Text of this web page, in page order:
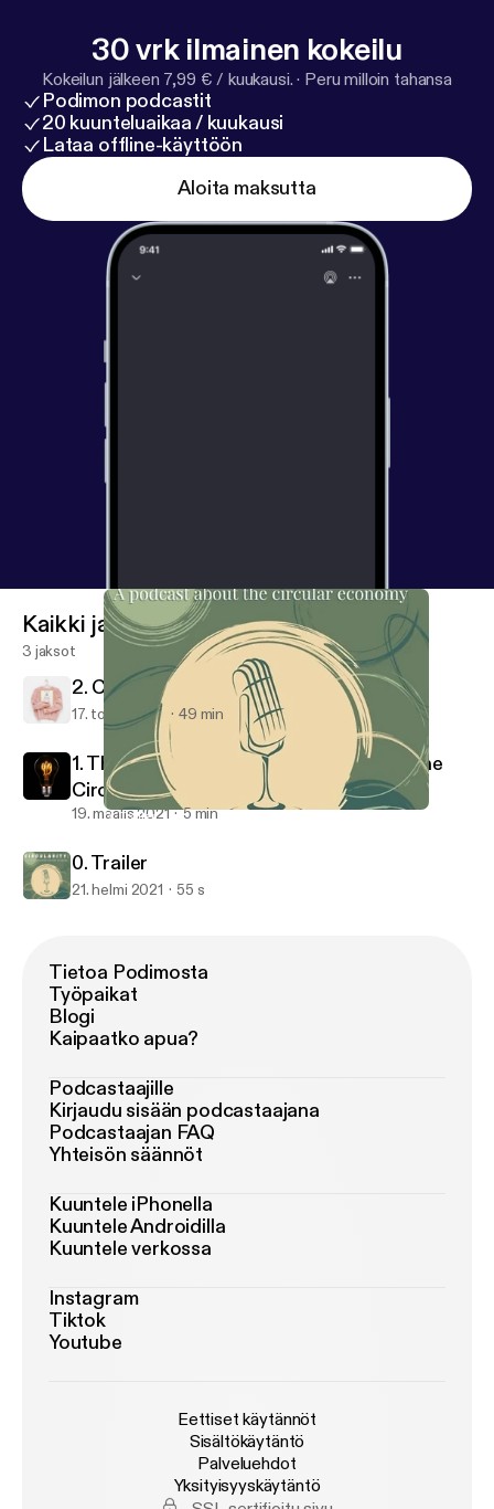
30 vrk ilmainen kokeilu
Kokeilun jälkeen 7,99 € / kuukausi. · Peru milloin tahansa
Podimon podcastit
20 kuunteluaikaa / kuukausi
Lataa offline-käyttöön
Aloita maksutta
0. Trailer
Kaikki jaksot
3 jaksot
2. Circularity and the Fashion Industry
17. touko 2021 49 min
1. The Phoebus Cartel (Introduction to the
Circular Economy)
19. maalis 2021 5 min
0. Trailer
21. helmi 2021 55 s
Tietoa Podimosta
Työpaikat
Blogi
Kaipaatko apua?
Podcastaajille
Kirjaudu sisään podcastaajana
Podcastaajan FAQ
Yhteisön säännöt
Kuuntele iPhonella
Kuuntele Androidilla
Kuuntele verkossa
Instagram
Tiktok
Youtube
Eettiset käytännöt
Sisältökäytäntö
Palveluehdot
Yksityisyyskäytäntö